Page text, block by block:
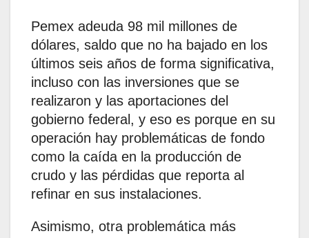
Pemex adeuda 98 mil millones de
dólares, saldo que no ha bajado en los
últimos seis años de forma significativa,
incluso con las inversiones que se
realizaron y las aportaciones del
gobierno federal, y eso es porque en su
operación hay problemáticas de fondo
como la caída en la producción de
crudo y las pérdidas que reporta al
refinar en sus instalaciones.
Asimismo, otra problemática más